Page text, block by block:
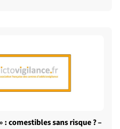
: comestibles sans risque ? –